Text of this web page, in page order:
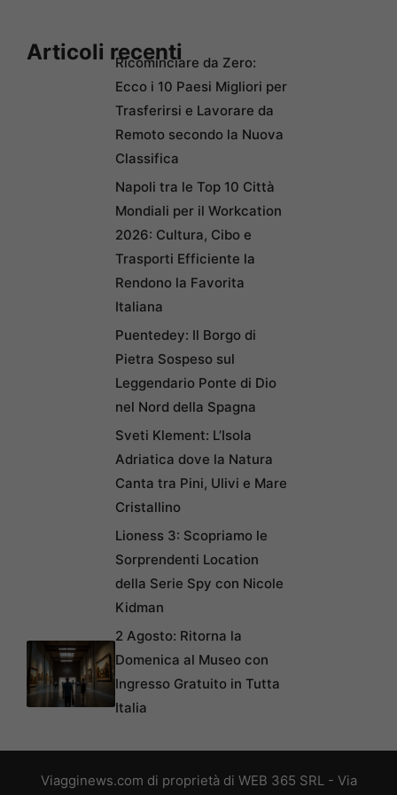
Articoli recentiRicominciare da Zero:
Ecco i 10 Paesi Migliori per
Trasferirsi e Lavorare da
Remoto secondo la Nuova
Classifica
Napoli tra le Top 10 Città
Mondiali per il Workcation
2026: Cultura, Cibo e
Trasporti Efficiente la
Rendono la Favorita
Italiana
Puentedey: Il Borgo di
Pietra Sospeso sul
Leggendario Ponte di Dio
nel Nord della Spagna
Sveti Klement: L’Isola
Adriatica dove la Natura
Canta tra Pini, Ulivi e Mare
Cristallino
Lioness 3: Scopriamo le
Sorprendenti Location
della Serie Spy con Nicole
Kidman
2 Agosto: Ritorna la
Domenica al Museo con
Ingresso Gratuito in Tutta
Italia
Viagginews.com di proprietà di WEB 365 SRL - Via